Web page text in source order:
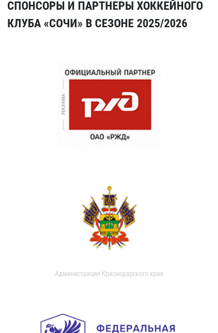
СПОНСОРЫ И ПАРТНЕРЫ ХОККЕЙНОГО
КЛУБА «СОЧИ» В СЕЗОНЕ 2025/2026
Администрация Краснодарского края